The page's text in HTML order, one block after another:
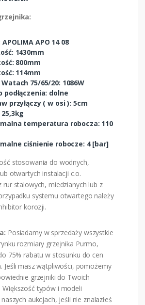
APO 14 08
1430mm
800mm
114mm
75/65/20: 1086W
podłączenia: dolne
przyłączy ( w osi ): 5cm
temperatura robocza: 110
ciśnienie robocze: 4 [bar]
stosowania do wodnych,
otwartych instalacji c.o.
rur stalowych, miedzianych lub z
systemu otwartego należy
korozji.
Posiadamy w sprzedaży wszystkie
rozmiary grzejnika Purmo,
75% rabatu w stosunku do cen
Jeśli masz wątpliwości, pomożemy
grzejniki do Twoich
Większość typów i modeli
aukcjach, jeśli nie znalazłeś